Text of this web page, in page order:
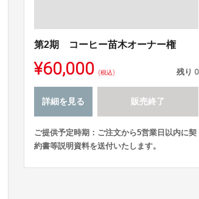
第2期 コーヒー苗木オーナー権
¥60,000 (税込) 残り 0
詳細を見る 販売終了
ご提供予定時期：ご注文から5営業日以内に契
約書等説明資料を送付いたします。